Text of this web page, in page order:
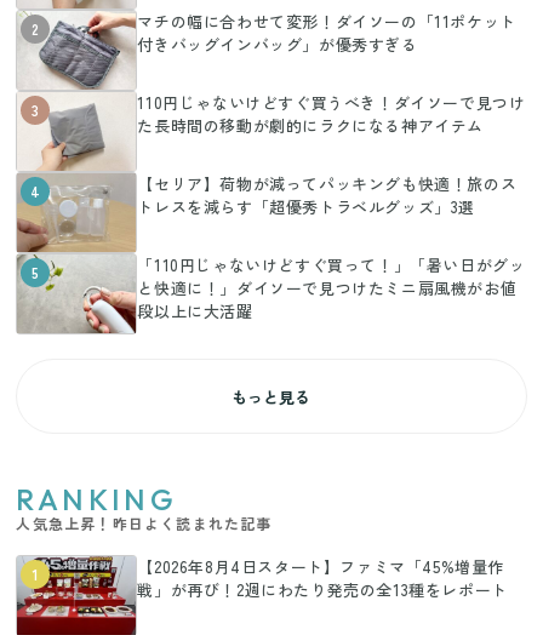
2
マチの幅に合わせて変形！ダイソーの「11ポケット
付きバッグインバッグ」が優秀すぎる
3
110円じゃないけどすぐ買うべき！ダイソーで見つけ
た長時間の移動が劇的にラクになる神アイテム
4
【セリア】荷物が減ってパッキングも快適！旅のス
トレスを減らす「超優秀トラベルグッズ」3選
5
「110円じゃないけどすぐ買って！」「暑い日がグッ
と快適に！」ダイソーで見つけたミニ扇風機がお値
段以上に大活躍
もっと見る
RANKING
人気急上昇！昨日よく読まれた記事
1
【2026年8月4日スタート】ファミマ「45%増量作
戦」が再び！2週にわたり発売の全13種をレポート